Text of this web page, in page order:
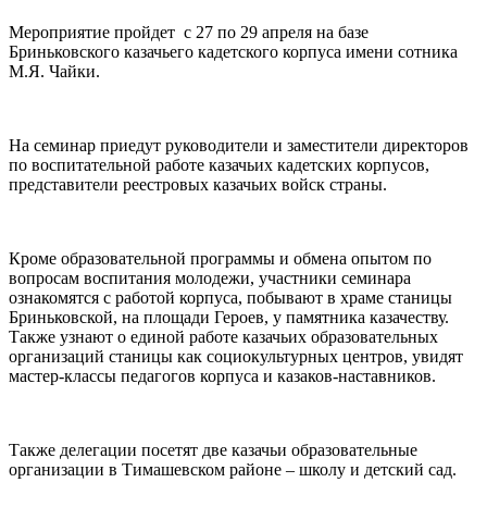
Мероприятие пройдет с 27 по 29 апреля на базе
Бриньковского казачьего кадетского корпуса имени сотника
М.Я. Чайки.
На семинар приедут руководители и заместители директоров
по воспитательной работе казачьих кадетских корпусов,
представители реестровых казачьих войск страны.
Кроме образовательной программы и обмена опытом по
вопросам воспитания молодежи, участники семинара
ознакомятся с работой корпуса, побывают в храме станицы
Бриньковской, на площади Героев, у памятника казачеству.
Также узнают о единой работе казачьих образовательных
организаций станицы как социокультурных центров, увидят
мастер-классы педагогов корпуса и казаков-наставников.
Также делегации посетят две казачьи образовательные
организации в Тимашевском районе – школу и детский сад.